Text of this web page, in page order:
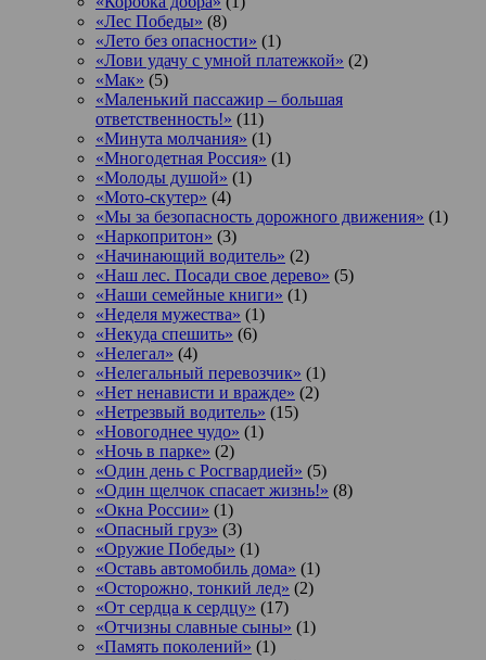
«Лес Победы» (8)
«Лето без опасности» (1)
«Лови удачу с умной платежкой» (2)
«Мак» (5)
«Маленький пассажир – большая
ответственность!» (11)
«Минута молчания» (1)
«Многодетная Россия» (1)
«Молоды душой» (1)
«Мото-скутер» (4)
«Мы за безопасность дорожного движения» (1)
«Наркопритон» (3)
«Начинающий водитель» (2)
«Наш лес. Посади свое дерево» (5)
«Наши семейные книги» (1)
«Неделя мужества» (1)
«Некуда спешить» (6)
«Нелегал» (4)
«Нелегальный перевозчик» (1)
«Нет ненависти и вражде» (2)
«Нетрезвый водитель» (15)
«Новогоднее чудо» (1)
«Ночь в парке» (2)
«Один день с Росгвардией» (5)
«Один щелчок спасает жизнь!» (8)
«Окна России» (1)
«Опасный груз» (3)
«Оружие Победы» (1)
«Оставь автомобиль дома» (1)
«Осторожно, тонкий лед» (2)
«От сердца к сердцу» (17)
«Отчизны славные сыны» (1)
«Память поколений» (1)